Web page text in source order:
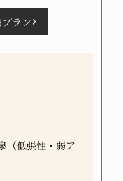
ラン
低張性・弱ア